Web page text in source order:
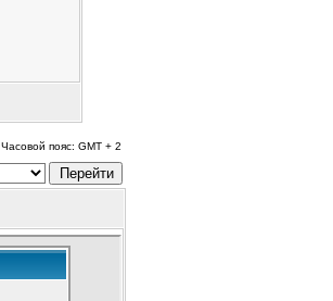
Часовой пояс: GMT + 2